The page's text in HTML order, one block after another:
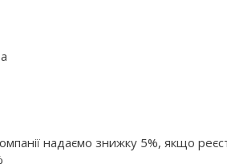
надаємо знижку 5%, якщо